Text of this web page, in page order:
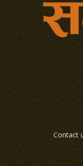
Contact